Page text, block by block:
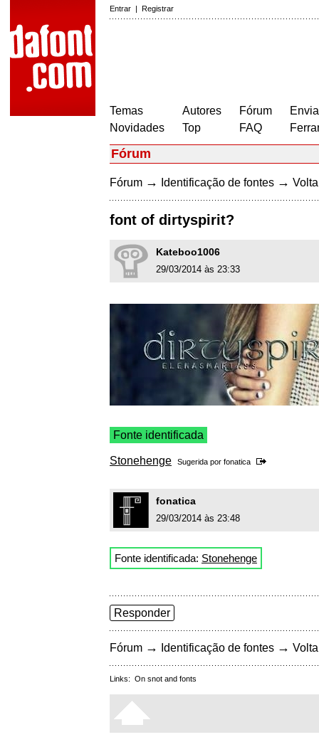
Entrar | Registrar
Temas
Novidades
Autores
Top
Fórum
FAQ
Fórum
Fórum → Identificação de fontes →
font of dirtyspirit?
Kateboo1006
29/03/2014 às 23:33
Fonte identificada
Stonehenge Sugerida por fonatica
fonatica
29/03/2014 às 23:48
Fonte identificada: Stonehenge
Responder
Fórum → Identificação de fontes →
Links: On snot and fonts